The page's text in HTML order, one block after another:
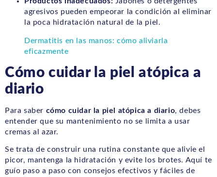
agresivos pueden empeorar la condición al eliminar
la poca hidratación natural de la piel.
Dermatitis en las manos: cómo aliviarla
eficazmente
Cómo cuidar la piel atópica a
diario
Para saber cómo cuidar la piel atópica a diario, debes
entender que su mantenimiento no se limita a usar
cremas al azar.
Se trata de construir una rutina constante que alivie el
picor, mantenga la hidratación y evite los brotes. Aquí te
guío paso a paso con consejos efectivos y fáciles de